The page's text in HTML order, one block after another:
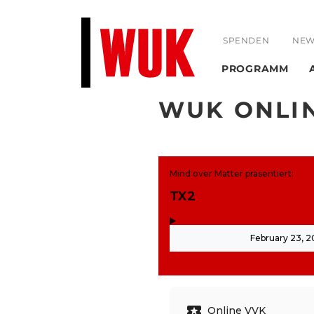
SPENDEN
PROGRAMM
WUK